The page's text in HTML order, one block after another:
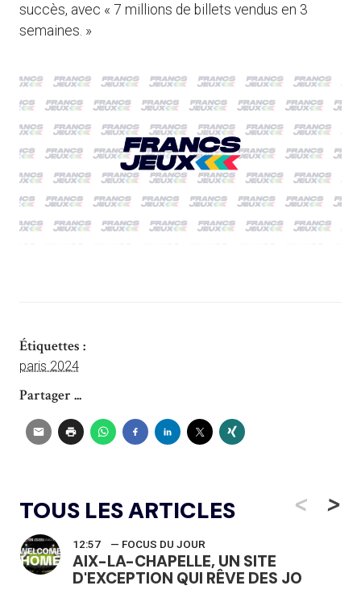
succès, avec « 7 millions de billets vendus en 3
semaines. »
Étiquettes :
paris 2024
Partager ...
TOUS LES ARTICLES <
12:57 — FOCUS DU JOUR
AIX-LA-CHAPELLE, UN SITE
D'EXCEPTION QUI RÊVE DES JO
>